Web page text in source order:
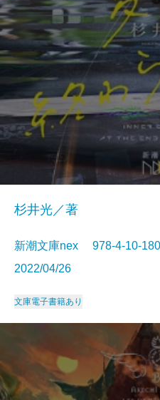
杉井光／著
新潮文庫nex 978-4-10-
2022/04/26
文庫電子書籍あり